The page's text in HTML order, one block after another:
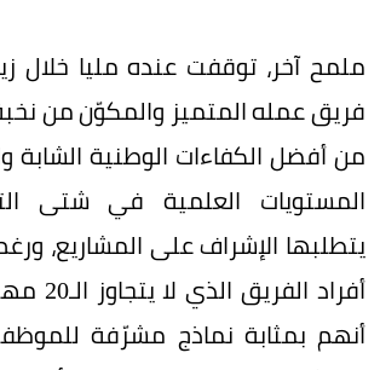
ملمح آخر، توقفت عنده مليا خلال
فريق عمله المتميز والمكوّن من
من أفضل الكفاءات الوطنية الشابة
المستويات العلمية في شتى
يتطلبها الإشراف على المشاريع،
أفراد
أنهم بمثابة نماذج مشرّفة